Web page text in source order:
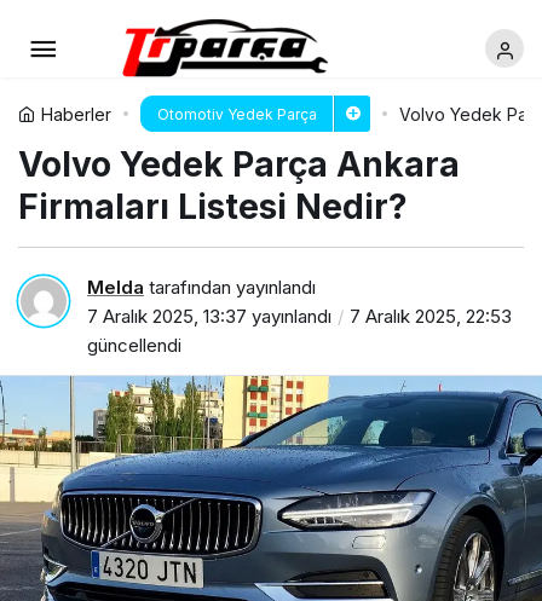
Haberler Otomotiv Yedek Parça Volvo Yedek
Volvo Yedek Parça Ankara
Firmaları Listesi Nedir?
Melda tarafından yayınlandı
7 Aralık 2025, 13:37 yayınlandı
7 Aralık 2025, 22:53
güncellendi